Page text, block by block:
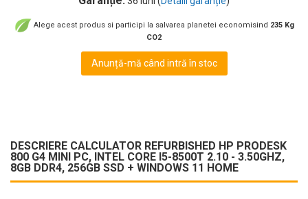
Alege acest produs si participi la salvarea planetei economisind 235 Kg
CO2
Anunță-mă când intră în stoc
DESCRIERE CALCULATOR REFURBISHED HP PRODESK
800 G4 MINI PC, INTEL CORE I5-8500T 2.10 - 3.50GHZ,
8GB DDR4, 256GB SSD + WINDOWS 11 HOME